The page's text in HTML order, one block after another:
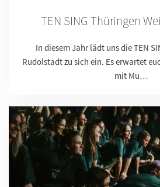
TEN SING Thüringen
In diesem Jahr lädt uns die TEN
Rudolstadt zu sich ein. Es erwartet
mit Mu…